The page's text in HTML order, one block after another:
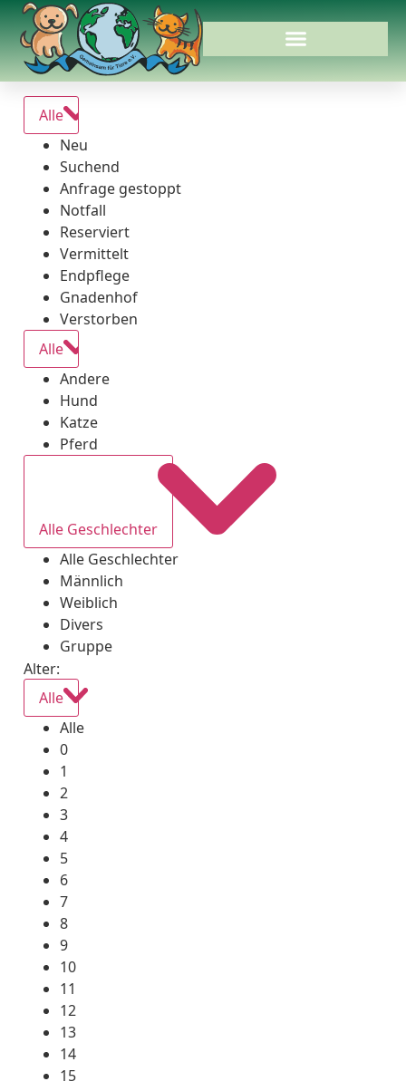
Alle
Neu
Suchend
Anfrage gestoppt
Notfall
Reserviert
Vermittelt
Endpflege
Gnadenhof
Verstorben
Alle
Andere
Hund
Katze
Pferd
Alle Geschlechter
Alle Geschlechter
Männlich
Weiblich
Divers
Gruppe
Alter:
Alle
Alle
0
1
2
3
4
5
6
7
8
9
10
11
12
13
14
15